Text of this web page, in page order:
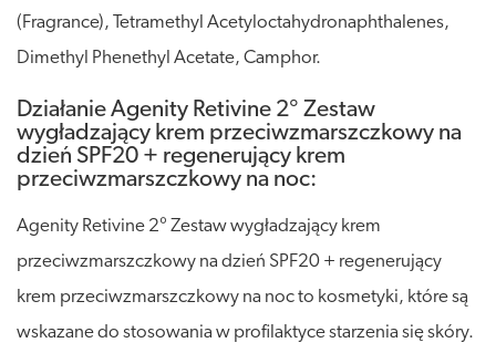
(Fragrance), Tetramethyl Acetyloctahydronaphthalenes,
Dimethyl Phenethyl Acetate, Camphor.
Działanie Agenity Retivine 2° Zestaw
wygładzający krem przeciwzmarszczkowy na
dzień SPF20 + regenerujący krem
przeciwzmarszczkowy na noc:
Agenity Retivine 2° Zestaw wygładzający krem
przeciwzmarszczkowy na dzień SPF20 + regenerujący
krem przeciwzmarszczkowy na noc to kosmetyki, które są
wskazane do stosowania w profilaktyce starzenia się skóry.